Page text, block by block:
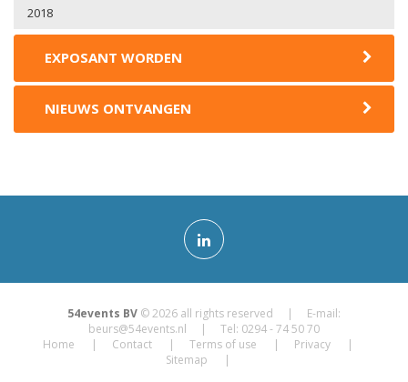
2018
EXPOSANT WORDEN
NIEUWS ONTVANGEN
54events BV © 2026 all rights reserved | E-mail:
beurs@54events.nl | Tel: 0294 - 74 50 70
Home
Contact Terms of use
Privacy
Sitemap